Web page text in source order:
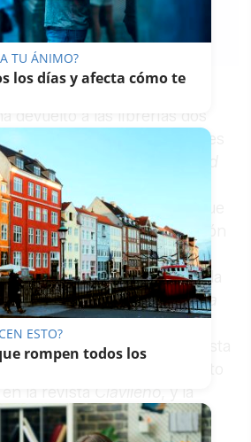
26/12/2022h.
Facebook
X WhatsApp
Copy Guardar
en su colección
devuelto a las librerías dos
escritora y abogada Mercedes
– Málaga, 2002),
originalmente en 1951, y
divulgada en 1953. Se sigue
en 2015 con la reedición
, de 1950, impactante
de los primeros meses de la
en 2018, conA instancia
más, la novela corta
en dos fascículos en la revista
en la revista Clavileño , y la
de parte, de 1955.
TU ÁNIMO?
los días y afecta cómo te
ESTO?
rompen todos los